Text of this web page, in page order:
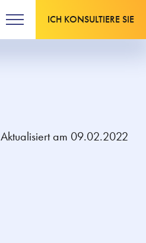
ICH KONSULTIERE SIE
Aktualisiert am 09.02.2022